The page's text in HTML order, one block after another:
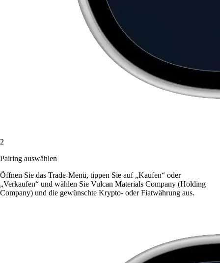
2
Pairing auswählen
Öffnen Sie das Trade-Menü, tippen Sie auf „Kaufen“ oder
„Verkaufen“ und wählen Sie Vulcan Materials Company (Holding
Company) und die gewünschte Krypto- oder Fiatwährung aus.